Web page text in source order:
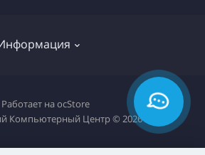
О компании
Доставка товара
конфиденциальности
Работает на ocStore
Компьютерный Центр © 2026